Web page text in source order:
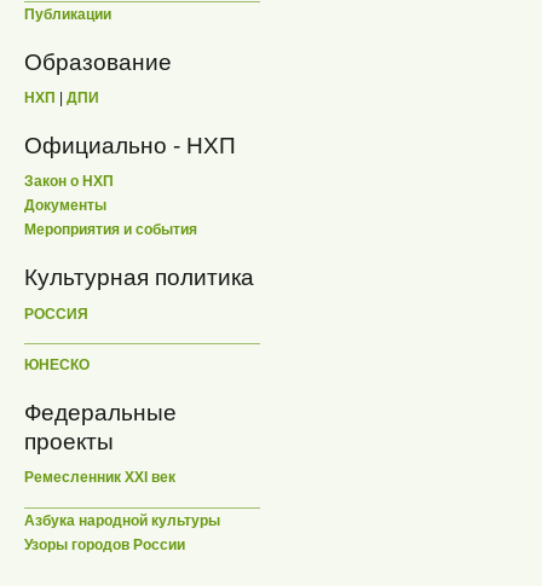
Публикации
Образование
НХП ДПИ
Официально - НХП
Закон о НХП
Документы
Мероприятия и события
Культурная политика
РОССИЯ
ЮНЕСКО
Федеральные
проекты
Ремесленник XXI век
Азбука народной культуры
Узоры городов России